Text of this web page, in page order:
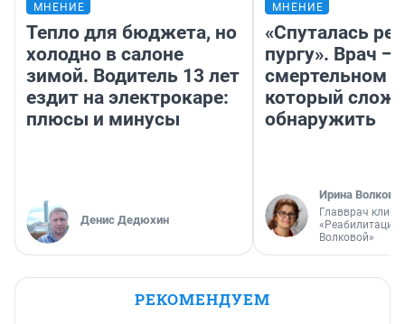
МНЕНИЕ
Тепло для бюджета, но
холодно в салоне
зимой. Водитель 13 лет
ездит на электрокаре:
плюсы и минусы
Денис Дедюхин
МНЕНИЕ
«Спуталась
пургу». Врач —
смертельном
который
обнаружить
Ирина Волкова
Главврач
«Реабилитация
Волковой»
РЕКОМЕНДУЕМ